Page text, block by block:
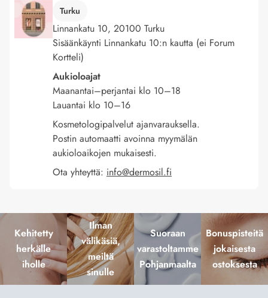
Turku
Linnankatu 10, 20100 Turku
Sisäänkäynti Linnankatu 10:n kautta (ei Forum
Kortteli)
Aukioloajat
Maanantai–perjantai klo 10–18
Lauantai klo 10–16
Kosmetologipalvelut ajanvarauksella.
Postin automaatti avoinna myymälän
aukioloaikojen mukaisesti.
Ota yhteyttä: info@dermosil.fi
Kehitetty
herkälle
iholle
Ilman
välikäsiä,
meiltä
sinulle
Suoraan
varastoltamme
Pohjanmaalta
Bonuspisteitä
jokaisesta
ostoksesta